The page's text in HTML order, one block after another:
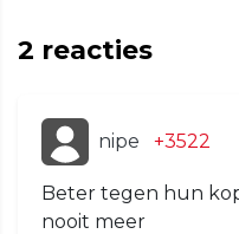
2 reacties
nipe +3522
Beter tegen hun
nooit meer